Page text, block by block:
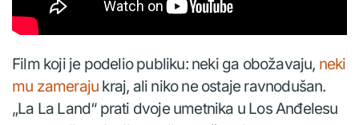
Film koji je podelio publiku: neki ga obožavaju, neki
mu zameraju kraj, ali niko ne ostaje ravnodušan.
„La La Land“ prati dvoje umetnika u Los Anđelesu